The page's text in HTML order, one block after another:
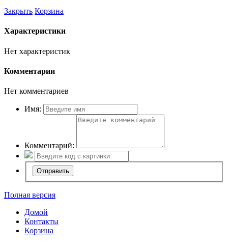
Закрыть Корзина
Характеристики
Нет характеристик
Комментарии
Нет комментариев
Имя:
Комментарий:
Полная версия
Домой
Контакты
Корзина